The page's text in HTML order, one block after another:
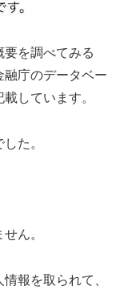
を調べてみる
融庁のデータベー
しています。
た。
ん。
報を取られて、